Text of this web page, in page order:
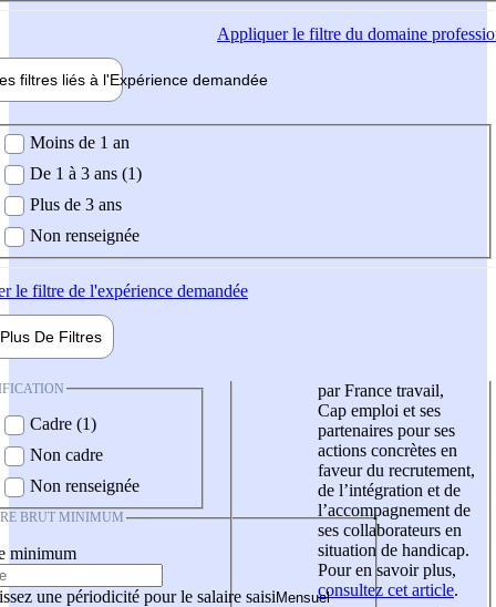
Appliquerle filtre du domaine
filtres liés à l'Expérience demandée
demandée
Moins de 1 an
De 1 à 3 ans (1)
Plus de 3 ans
Non renseignée
le filtre de l'expérience demandée
Plus De Filtres
Cadre (1)
Non cadre
Non renseignée
BRUT MINIMUM
minimum
une périodicité pour le salaire saisi
par France travail,
Cap emploi et ses
partenaires pour ses
actions concrètes en
faveur du recrutement,
de l’intégration et de
l’accompagnement de
ses collaborateurs en
situation de handicap.
Pour en savoir plus,
consultez cet article.